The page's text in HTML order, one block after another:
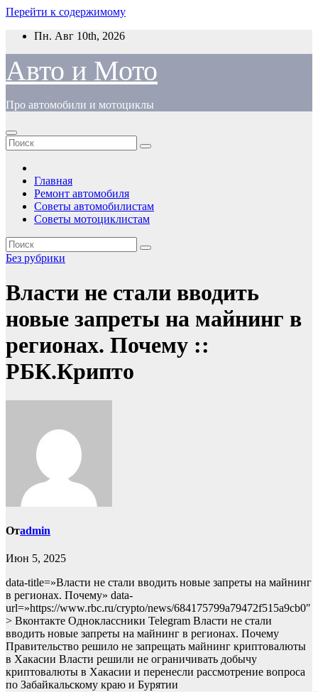
Перейти к содержимому
Пн. Авг 10th, 2026
Авто и Мото
Про автомобили и мотоциклы
Главная
Ремонт автомобиля
Советы автомобилистам
Советы мотоциклистам
Без рубрики
Власти не стали вводить
новые запреты на майнинг в
регионах. Почему ::
РБК.Крипто
Отadmin
Июн 5, 2025
data-title=»Власти не стали вводить новые запреты на майнинг
в регионах. Почему» data-
url=»https://www.rbc.ru/crypto/news/684175799a79472f515a9cb0″
> Вконтакте Одноклассники Telegram Власти не стали
вводить новые запреты на майнинг в регионах. Почему
Правительство решило не запрещать майнинг криптовалюты
в Хакасии Власти решили не ограничивать добычу
криптовалюты в Хакасии и перенесли рассмотрение вопроса
по Забайкальскому краю и Бурятии